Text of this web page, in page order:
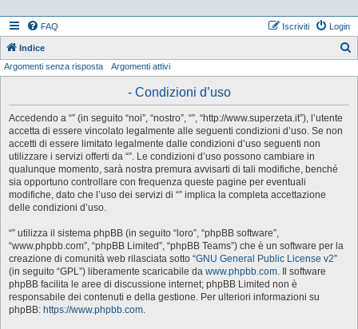
FAQ Login
Iscriviti
Indice
Argomenti senza risposta Argomenti attivi
- Condizioni d’uso
Accedendo a “” (in seguito “noi”, “nostro”, “”, “http://www.superzeta.it”), l’utente
accetta di essere vincolato legalmente alle seguenti condizioni d’uso. Se non
accetti di essere limitato legalmente dalle condizioni d’uso seguenti non
utilizzare i servizi offerti da “”. Le condizioni d’uso possono cambiare in
qualunque momento, sarà nostra premura avvisarti di tali modifiche, benché
sia opportuno controllare con frequenza queste pagine per eventuali
modifiche, dato che l’uso dei servizi di “” implica la completa accettazione
delle condizioni d’uso.
“” utilizza il sistema phpBB (in seguito “loro”, “phpBB software”,
“www.phpbb.com”, “phpBB Limited”, “phpBB Teams”) che è un software per la
creazione di comunità web rilasciata sotto “GNU General Public License v2”
(in seguito “GPL”) liberamente scaricabile da www.phpbb.com. Il software
phpBB facilita le aree di discussione internet; phpBB Limited non è
responsabile dei contenuti e della gestione. Per ulteriori informazioni su
phpBB: https://www.phpbb.com.